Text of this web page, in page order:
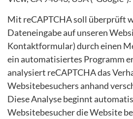
Mit reCAPTCHA soll überprüft
Dateneingabe auf unseren
Kontaktformular) durch einen
ein automatisiertes Programm
analysiert reCAPTCHA das
Websitebesuchers anhand
Diese Analyse beginnt
Websitebesucher die Website